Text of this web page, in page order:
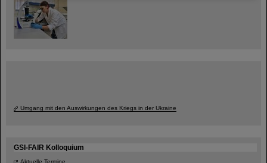
Umgang mit den Auswirkungen des Kriegs in der Ukraine
GSI-FAIR Kolloquium
Aktuelle Termine